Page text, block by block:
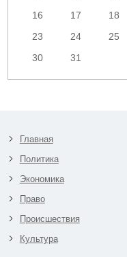
16
17 18
23
24 25
30
31
Главная
Политика
Экономика
Право
Происшествия
Культура